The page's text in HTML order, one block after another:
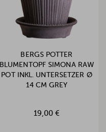
BERGS POTTER
BLUMENTOPF SIMONA RAW
POT INKL. UNTERSETZER Ø
14 CM GREY
19,00 €